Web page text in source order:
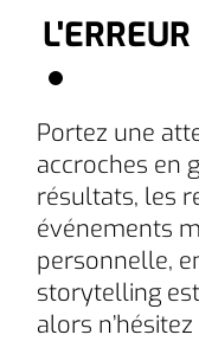
Portez une
accroches en
résultats, les
événements
personnelle,
storytelling
alors